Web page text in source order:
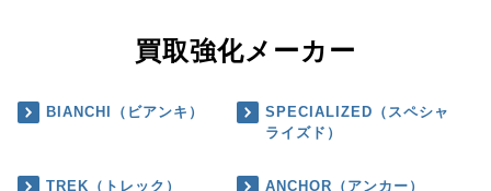
買取強化メーカー
BIANCHI（ビアンキ）
SPECIALIZED（スペシャ
ライズド）
TREK（トレック） ANCHOR（アンカー）